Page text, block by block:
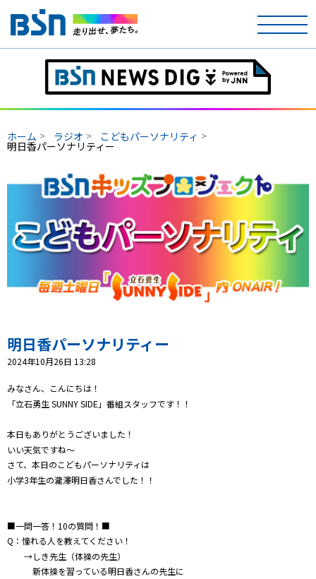
ホーム
テレビ
ラジオ
アナウンサー
イベント
ニュース
天気
コンテンツ・アプリ
キッズ
Well-being
防災・減災
ショッピング
会社概要・ビジョン
ホーム ラジオ こどもパーソナリティ
明日香パーソナリティー
明日香パーソナリティー
2024年10月26日 13:28
みなさん、こんにちは！
「立石勇生 SUNNY SIDE」番組スタッフです！！
本日もありがとうございました！
いい天気ですね～
さて、本日のこどもパーソナリティは
小学3年生の瀧澤明日香さんでした！！
■一問一答！10の質問！■
Q：憧れる人を教えてください！
→しき先生（体操の先生）
新体操を習っている明日香さんの先生に